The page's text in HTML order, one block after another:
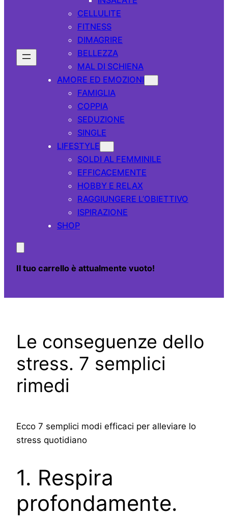
CELLULITE
FITNESS
DIMAGRIRE
BELLEZZA
MAL DI SCHIENA
AMORE ED EMOZIONI
FAMIGLIA
COPPIA
SEDUZIONE
SINGLE
LIFESTYLE
SOLDI AL FEMMINILE
EFFICACEMENTE
HOBBY E RELAX
RAGGIUNGERE L’OBIETTIVO
ISPIRAZIONE
SHOP
Il tuo carrello è attualmente vuoto!
Le conseguenze dello
stress. 7 semplici
rimedi
Ecco 7 semplici modi efficaci per alleviare lo
stress quotidiano
1. Respira
profondamente.